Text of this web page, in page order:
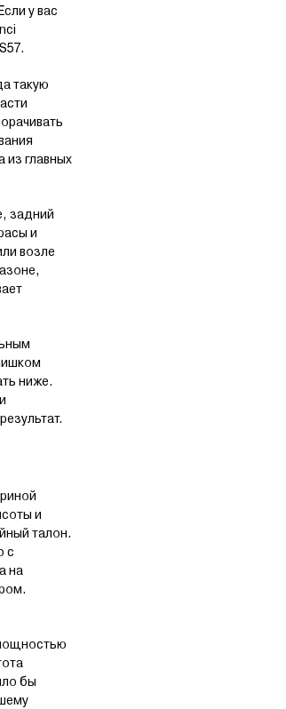
у вас
такую
из главных
задний
и
возле
ниже.
и
талон.
с
на
бы